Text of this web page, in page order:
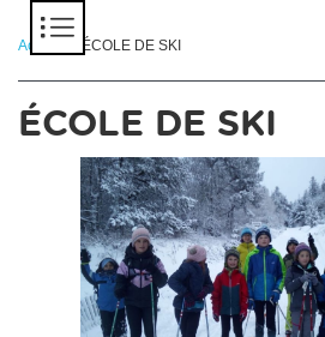
Accueil > ÉCOLE DE SKI
ÉCOLE DE SKI